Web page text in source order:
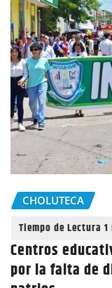
CHOLUTECA
Centros
por la falta de